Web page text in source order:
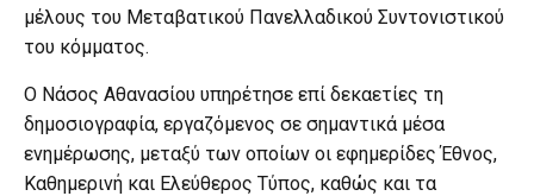
μέλους του Μεταβατικού Πανελλαδικού Συντονιστικού
του κόμματος.
Ο Νάσος Αθανασίου υπηρέτησε επί δεκαετίες τη
δημοσιογραφία, εργαζόμενος σε σημαντικά μέσα
ενημέρωσης, μεταξύ των οποίων οι εφημερίδες Έθνος,
Καθημερινή και Ελεύθερος Τύπος, καθώς και τα